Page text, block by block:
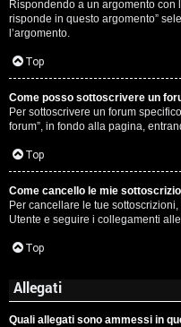
Rispondendo a un argomento con
risponde in questo argomento”
l’argomento.
Top
Come posso sottoscrivere un
Per sottoscrivere un forum
forum”, in fondo alla pagina,
Top
Come cancello le mie
Per cancellare le tue
Utente e seguire i collegamenti
Top
Allegati
Quali allegati sono ammessi in